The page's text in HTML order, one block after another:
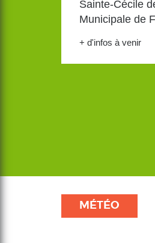
Sainte-Cécile
Municipale de
+ d'infos à venir
MÉTÉO